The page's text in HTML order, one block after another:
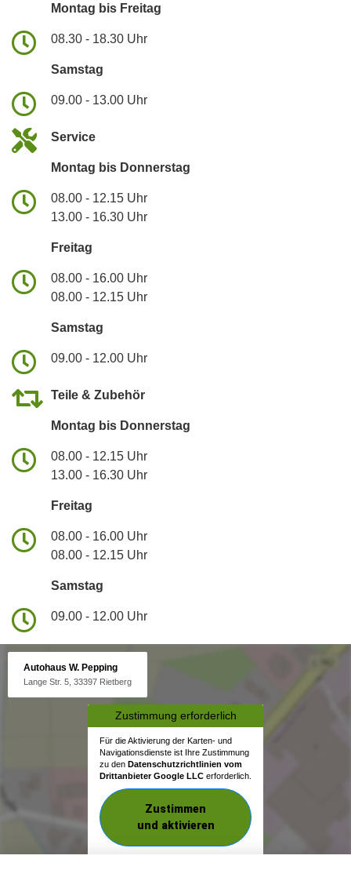
Montag bis Freitag
08.30 - 18.30 Uhr
Samstag
09.00 - 13.00 Uhr
Service
Montag bis Donnerstag
08.00 - 12.15 Uhr
13.00 - 16.30 Uhr
Freitag
08.00 - 16.00 Uhr
08.00 - 12.15 Uhr
Samstag
09.00 - 12.00 Uhr
Teile & Zubehör
Montag bis Donnerstag
08.00 - 12.15 Uhr
13.00 - 16.30 Uhr
Freitag
08.00 - 16.00 Uhr
08.00 - 12.15 Uhr
Samstag
09.00 - 12.00 Uhr
Autohaus W. Pepping
Lange Str. 5, 33397 Rietberg
Zustimmung erforderlich
Für die Aktivierung der Karten- und
Navigationsdienste ist Ihre Zustimmung
zu den Datenschutzrichtlinien vom
Drittanbieter Google LLC erforderlich.
Zustimmen
und aktivieren